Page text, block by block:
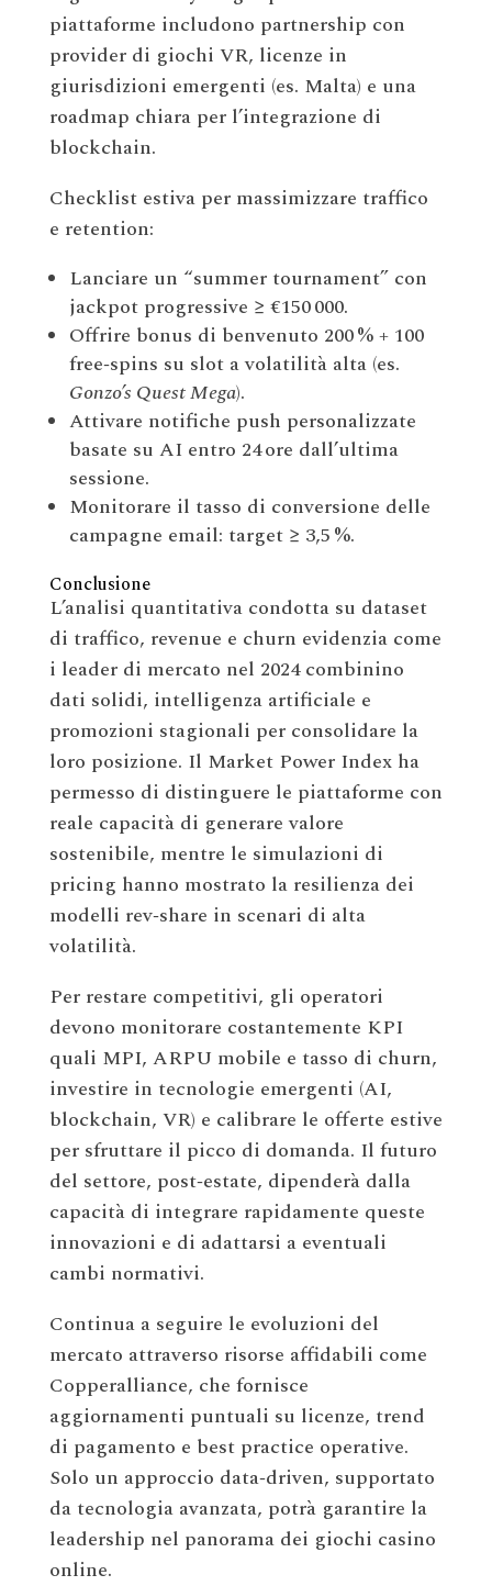
piattaforme includono partnership con
provider di giochi VR, licenze in
giurisdizioni emergenti (es. Malta) e una
roadmap chiara per l’integrazione di
blockchain.
Checklist estiva per massimizzare traffico
e retention:
Lanciare un “summer tournament” con
jackpot progressive ≥ €150 000.
Offrire bonus di benvenuto 200 % + 100
free‑spins su slot a volatilità alta (es.
Gonzo’s Quest Mega).
Attivare notifiche push personalizzate
basate su AI entro 24 ore dall’ultima
sessione.
Monitorare il tasso di conversione delle
campagne email: target ≥ 3,5 %.
Conclusione
L’analisi quantitativa condotta su dataset
di traffico, revenue e churn evidenzia come
i leader di mercato nel 2024 combinino
dati solidi, intelligenza artificiale e
promozioni stagionali per consolidare la
loro posizione. Il Market Power Index ha
permesso di distinguere le piattaforme con
reale capacità di generare valore
sostenibile, mentre le simulazioni di
pricing hanno mostrato la resilienza dei
modelli rev‑share in scenari di alta
volatilità.
Per restare competitivi, gli operatori
devono monitorare costantemente KPI
quali MPI, ARPU mobile e tasso di churn,
investire in tecnologie emergenti (AI,
blockchain, VR) e calibrare le offerte estive
per sfruttare il picco di domanda. Il futuro
del settore, post‑estate, dipenderà dalla
capacità di integrare rapidamente queste
innovazioni e di adattarsi a eventuali
cambi normativi.
Continua a seguire le evoluzioni del
mercato attraverso risorse affidabili come
Copperalliance, che fornisce
aggiornamenti puntuali su licenze, trend
di pagamento e best practice operative.
Solo un approccio data‑driven, supportato
da tecnologia avanzata, potrà garantire la
leadership nel panorama dei giochi casino
online.